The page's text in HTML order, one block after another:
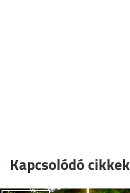
Kapcsolódó cikkek